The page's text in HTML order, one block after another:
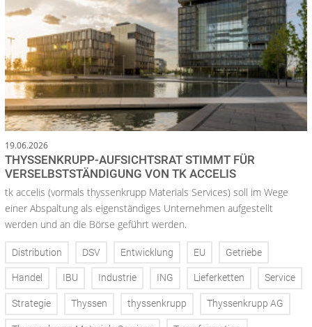
19.06.2026
THYSSENKRUPP-AUFSICHTSRAT STIMMT FÜR
VERSELBSTSTÄNDIGUNG VON TK ACCELIS
tk accelis (vormals thyssenkrupp Materials Services) soll im Wege
einer Abspaltung als eigenständiges Unternehmen aufgestellt
werden und an die Börse geführt werden.
Distribution DSV Entwicklung EU Getriebe
Handel IBU Industrie ING Lieferketten Service
Strategie Thyssen thyssenkrupp Thyssenkrupp AG